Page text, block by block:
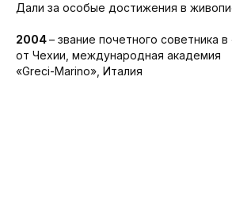
Дали за особые достижения в
2004– звание почетного советника
от Чехии, международная академия
«Greci-Marino», Италия